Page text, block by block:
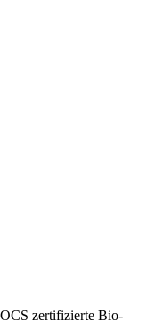
zertifizierte Bio-